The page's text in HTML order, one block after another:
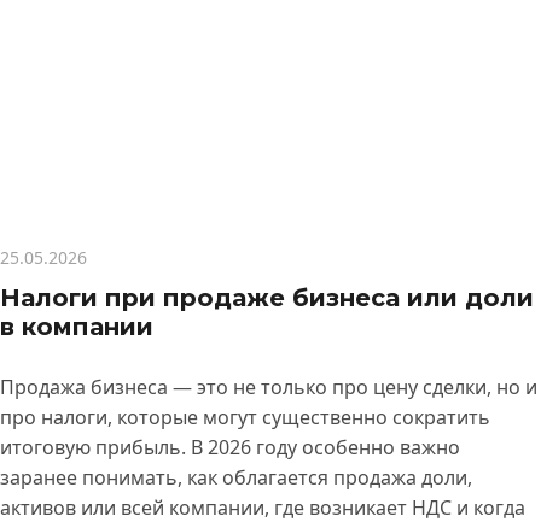
25.05.2026
Налоги при продаже бизнеса или доли
в компании
Продажа бизнеса — это не только про цену сделки, но и
про налоги, которые могут существенно сократить
итоговую прибыль. В 2026 году особенно важно
заранее понимать, как облагается продажа доли,
активов или всей компании, где возникает НДС и когда